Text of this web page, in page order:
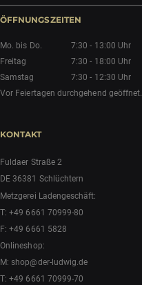
ÖFFNUNGSZEITEN
Mo. bis Do. 7:30 - 13:00 Uhr
Freitag
7:30 - 18:00 Uhr
Samstag
7:30 - 12:30 Uhr
Vor Feiertagen durchgehend geöffnet.
KONTAKT
Fuldaer Straße 2
DE 36381 Schlüchtern
Metzgerei Ladengeschäft:
T:+49 6661 70999-80
F: +49 6661 5828
Onlineshop:
M:shop@der-ludwig.de
T:+49 6661 70999-70